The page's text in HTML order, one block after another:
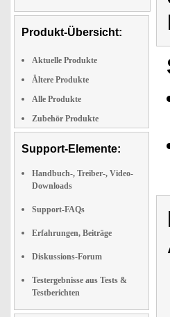
Produkt-Übersicht:
Aktuelle Produkte
Ältere Produkte
Alle Produkte
Zubehör Produkte
Support-Elemente:
Handbuch-, Treiber-, Video-
Downloads
Support-FAQs
Erfahrungen, Beiträge
Diskussions-Forum
Testergebnisse aus Tests &
Testberichten